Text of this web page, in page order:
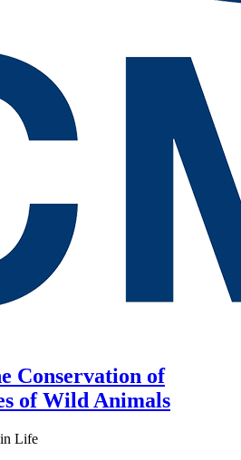
Conservation of
of Wild Animals
Life